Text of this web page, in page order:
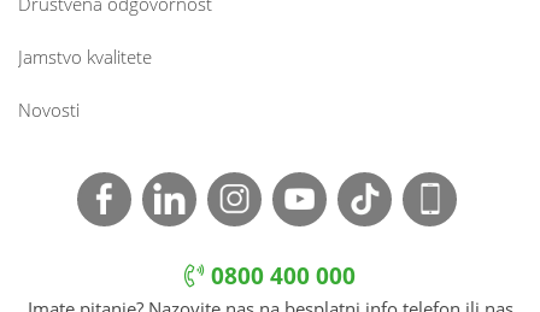
Jamstvo kvalitete
Novosti
0800 400 000